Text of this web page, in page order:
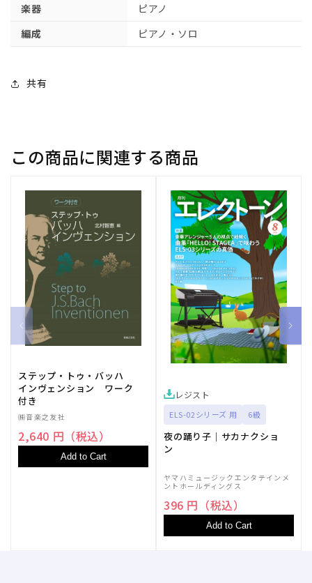
ピ
ノ】
量
す
す
楽器
ピアノ
編成
ピアノ・ソロ
共有
この商品に関連する商品
ステップ・トゥ・バッハ
インヴェンション ワーク
付き
㈱音楽之友社
2,640 円（税込）
Add to Cart
レジスト
ELS-02シリーズ 用 6級
夜の踊り子｜サカナクショ
ン
ヤマハミュージックエンタテインメ
ントホールディングス
396 円（税込）
Add to Cart